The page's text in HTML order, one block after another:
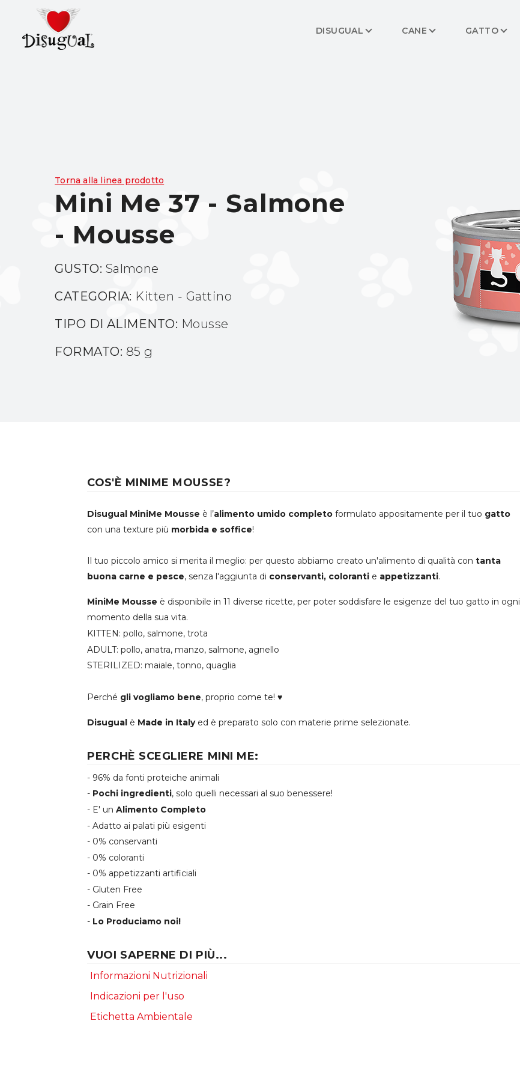
DISUGUAL CANE GATTO
Torna alla linea prodotto
Mini Me 37 - Salmone
- Mousse
GUSTO: Salmone
CATEGORIA: Kitten - Gattino
TIPO DI ALIMENTO: Mousse
FORMATO: 85 g
COS'È MINIME MOUSSE?
Disugual MiniMe Mousse è l’alimento umido completo formulato appositamente per il tuo gatto
con una texture più morbida e soffice!
Il tuo piccolo amico si merita il meglio: per questo abbiamo creato un'alimento di qualità contanta
buona carne e pesce, senza l'aggiunta di conservanti, coloranti e appetizzanti.
MiniMe Mousse è disponibile in 11 diverse ricette, per poter soddisfare le esigenze del tuo gatto in ogni
momento della sua vita.
KITTEN: pollo, salmone, trota
ADULT: pollo, anatra, manzo, salmone, agnello
STERILIZED: maiale, tonno, quaglia
Perché gli vogliamo bene, proprio come te! ♥
Disugual è Made in Italyed è preparato solo con materie prime selezionate.
PERCHÈ SCEGLIERE MINI ME:
- 96% da fonti proteiche animali
- Pochi ingredienti, solo quelli necessari al suo benessere!
- E' unAlimento Completo
- Adatto ai palati più esigenti
- 0% conservanti
- 0% coloranti
- 0% appetizzanti artificiali
- Gluten Free
- Grain Free
- Lo Produciamo noi!
VUOI SAPERNE DI PIÙ...
Informazioni Nutrizionali
Indicazioni per l'uso
Etichetta Ambientale